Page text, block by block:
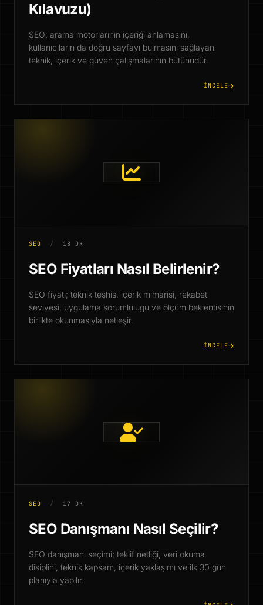
Kılavuzu)
SEO; arama motorlarının içeriği anlamasını,
kullanıcıların da doğru sayfayı bulmasını sağlayan
teknik, içerik ve güven çalışmalarının bütünüdür.
İNCELE
SEO / 18 DK
SEO Fiyatları Nasıl Belirlenir?
SEO fiyatı; teknik teşhis, içerik mimarisi, rekabet
seviyesi, uygulama sorumluluğu ve ölçüm beklentisinin
birlikte okunmasıyla netleşir.
İNCELE
SEO / 17 DK
SEO Danışmanı Nasıl Seçilir?
SEO danışmanı seçimi; teklif netliği, veri okuma
disiplini, teknik kapsam, içerik yaklaşımı ve ilk 30 gün
planıyla yapılır.